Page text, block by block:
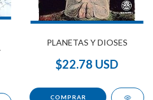
PLANETAS Y DIOSES
$22.78 USD